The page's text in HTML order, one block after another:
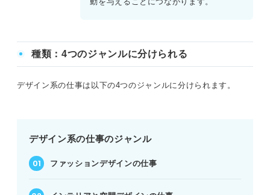
種類：4つのジャンルに分けられる
デザイン系の仕事は以下の4つのジャンルに分けられます。
デザイン系の仕事のジャンル
ファッションデザインの仕事